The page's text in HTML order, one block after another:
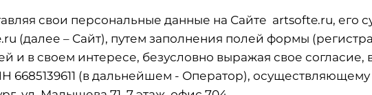
свои персональные данные на Сайте artsofte.ru, его
(далее – Сайт), путем заполнения полей формы
и в своем интересе, безусловно выражая свое согласие,
(в дальнейшем - Оператор),